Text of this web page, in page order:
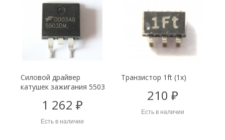
Силовой драйвер
катушек зажигания 5503
1 262 ₽
Есть в наличии
Транзистор 1ft (1x)
210 ₽
Есть в наличии